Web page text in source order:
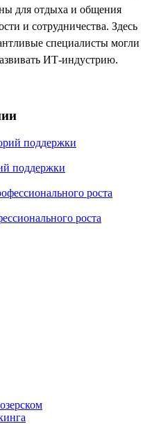
для отдыха и общения
и сотрудничества. Здесь
специалисты могли
ИТ-индустрию.
поддержки
роста